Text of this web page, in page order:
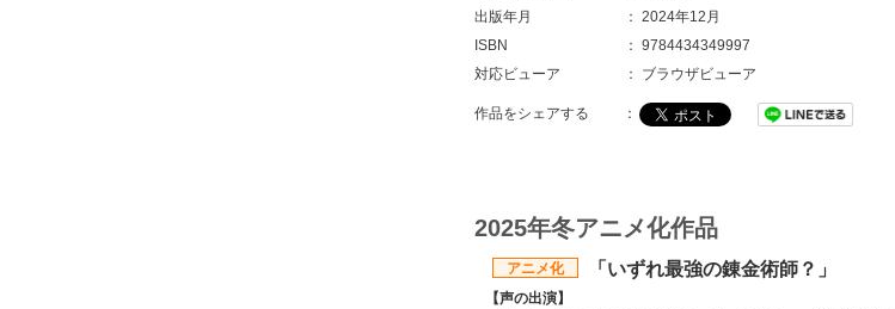
出版年月
： 2024年12月
ISBN
： 9784434349997
対応ビューア
： ブラウザビューア
作品をシェアする ：
2025年冬アニメ化作品
アニメ化 「いずれ最強の錬金術師？」
【声の出演】